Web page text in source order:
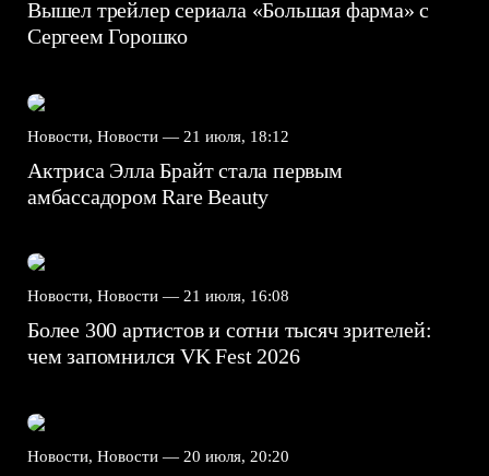
Вышел трейлер сериала «Большая фарма» с
Сергеем Горошко
Новости, Новости — 21 июля, 18:12
Актриса Элла Брайт стала первым
амбассадором Rare Beauty
Новости, Новости — 21 июля, 16:08
Более 300 артистов и сотни тысяч зрителей:
чем запомнился VK Fest 2026
Новости, Новости — 20 июля, 20:20